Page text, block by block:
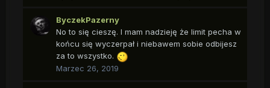
ByczekPazerny
No to się cieszę. I mam nadzieję że limit pecha w
końcu się wyczerpał i niebawem sobie odbijesz
za to wszystko.
Marzec 26, 2019